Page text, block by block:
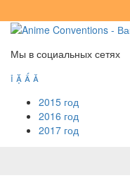
Мы в социальных сетях
   
2015 год
2016 год
2017 год